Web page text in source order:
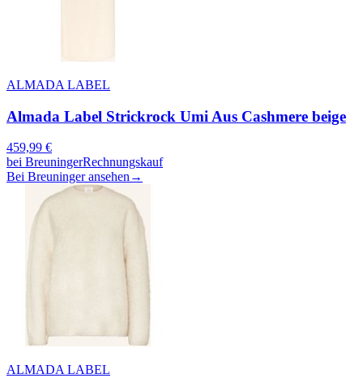
ALMADA LABEL
Almada Label Strickrock Umi Aus Cashmere beige
459,99 €
bei BreuningerRechnungskauf
Bei Breuninger ansehen →
ALMADA LABEL